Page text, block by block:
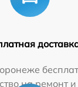
на ремонт